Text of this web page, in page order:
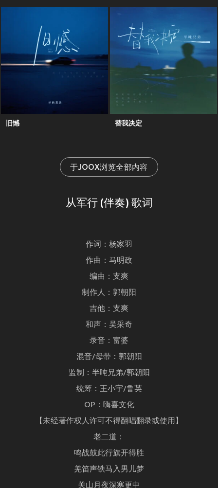
旧憾 替我决定
于JOOX浏览全部内容
从军行 (伴奏) 歌词
作词：杨家羽
作曲：马明政
编曲：支爽
制作人：郭朝阳
吉他：支爽
和声：吴采奇
录音：富婆
混音/母带：郭朝阳
监制：半吨兄弟/郭朝阳
统筹：王小宇/鲁英
OP：嗨喜文化
【未经著作权人许可不得翻唱翻录或使用】
老二道：
鸣战鼓此行旗开得胜
羌笛声铁马入男儿梦
关山月夜深寒更中